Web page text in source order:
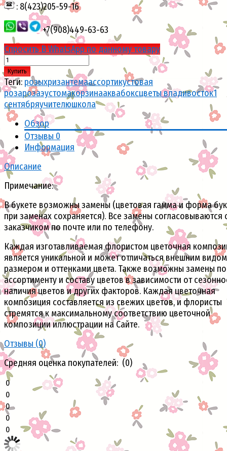
: 8(423)205-59-16
+7(908)449-63-63
Спросить В WhatsApp по данному товару
Купить
Теги: розыхризантемаассортикустовая
розарозаэустомакорзинааквабоксцветы владивосток1
сентябряучителюшкола
Обзор
Отзывы 0
Информация
Описание
Примечание:
В букете возможны замены (цветовая гамма и форма
при заменах сохраняется). Все замены согласовываются
заказчиком по почте или по телефону.
Каждая изготавливаемая флористом цветочная
является уникальной и может отличаться внешним
размером и оттенками цвета. Также возможны замены по
ассортименту и составу цветов в зависимости от
наличия цветов и других факторов. Каждая цветочная
композиция составляется из свежих цветов, и флористы
стремятся к максимальному соответствию цветочной
композиции иллюстрации на Сайте.
Отзывы (0)
Средняя оценка покупателей: (0)
0
0
0
0
0